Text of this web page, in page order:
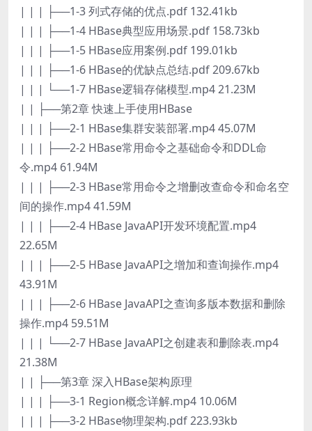
| | | ├──1-3 列式存储的优点.pdf 132.41kb
| | | ├──1-4 HBase典型应用场景.pdf 158.73kb
| | | ├──1-5 HBase应用案例.pdf 199.01kb
| | | ├──1-6 HBase的优缺点总结.pdf 209.67kb
| | | └──1-7 HBase逻辑存储模型.mp4 21.23M
| | ├──第2章 快速上手使用HBase
| | | ├──2-1 HBase集群安装部署.mp4 45.07M
| | | ├──2-2 HBase常用命令之基础命令和DDL命
令.mp4 61.94M
| | | ├──2-3 HBase常用命令之增删改查命令和命名空
间的操作.mp4 41.59M
| | | ├──2-4 HBase JavaAPI开发环境配置.mp4
22.65M
| | | ├──2-5 HBase JavaAPI之增加和查询操作.mp4
43.91M
| | | ├──2-6 HBase JavaAPI之查询多版本数据和删除
操作.mp4 59.51M
| | | └──2-7 HBase JavaAPI之创建表和删除表.mp4
21.38M
| | ├──第3章 深入HBase架构原理
| | | ├──3-1 Region概念详解.mp4 10.06M
| | | ├──3-2 HBase物理架构.pdf 223.93kb